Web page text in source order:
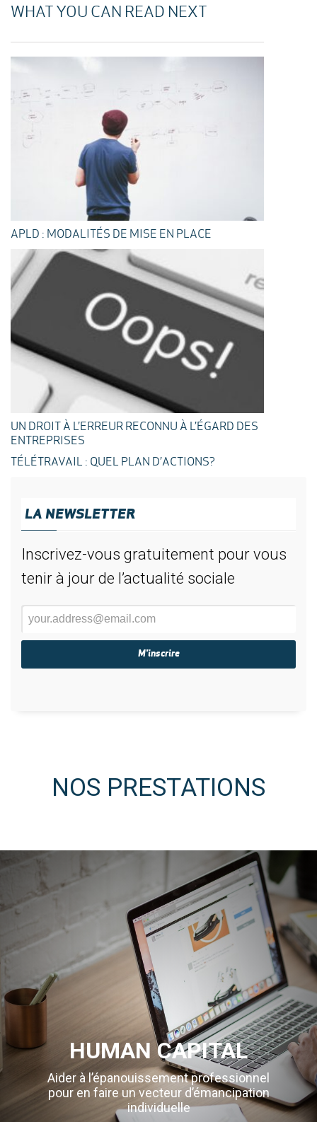
WHAT YOU CAN READ NEXT
APLD : MODALITÉS DE MISE EN PLACE
UN DROIT À L’ERREUR RECONNU À L’ÉGARD DES
ENTREPRISES
TÉLÉTRAVAIL : QUEL PLAN D’ACTIONS?
LA NEWSLETTER
Inscrivez-vous gratuitement pour vous
tenir à jour de l’actualité sociale
NOS PRESTATIONS
HUMAN CAPITAL
Aider à l’épanouissement professionnel
pour en faire un vecteur d’émancipation
individuelle